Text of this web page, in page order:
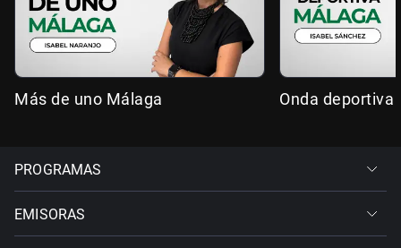
Más de uno Málaga Onda deportiva
PROGRAMAS
EMISORAS